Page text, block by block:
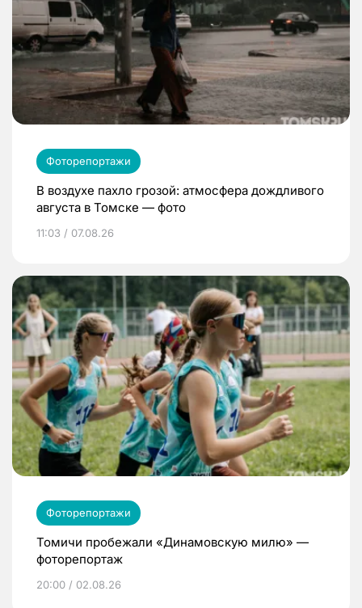
Фоторепортажи
В воздухе пахло грозой: атмосфера дождливого
августа в Томске — фото
11:03 / 07.08.26
Фоторепортажи
Томичи пробежали «Динамовскую милю» —
фоторепортаж
20:00 / 02.08.26